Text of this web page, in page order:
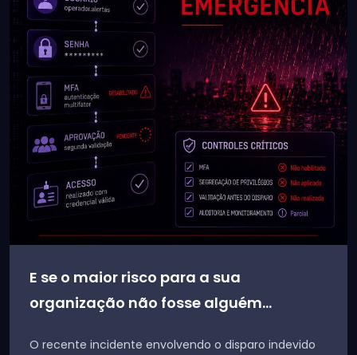
E se o maior risco para a sua
organização não fosse alguém...
O recente incidente envolvendo o disparo indevido